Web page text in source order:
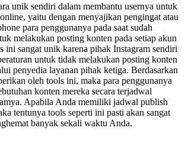
unik sendiri dalam membantu usernya untuk
yaitu dengan menyajikan pengingat atau
para penggunanya pada saat sudah
melakukan posting konten pada setiap akun
ini sangat unik karena pihak Instagram sendiri
untuk tidak melakukan posting konten
penyedia layanan pihak ketiga. Berdasarkan
oleh tools ini, maka para penggunanya
konten mereka secara terjadwal
Apabila Anda memiliki jadwal publish
tentunya tools seperti ini pasti akan sangat
banyak sekali waktu Anda.